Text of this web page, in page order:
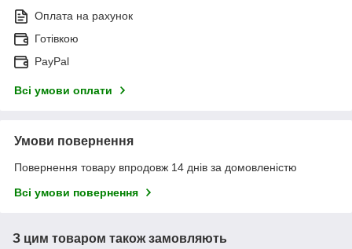
Оплата на рахунок
Готівкою
PayPal
Всі умови оплати
Умови повернення
Повернення товару впродовж 14 днів за домовленістю
Всі умови повернення
З цим товаром також замовляють